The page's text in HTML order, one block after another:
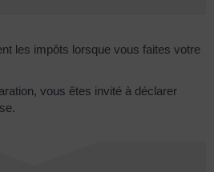
les impôts lorsque vous faites votre
vous êtes invité à déclarer